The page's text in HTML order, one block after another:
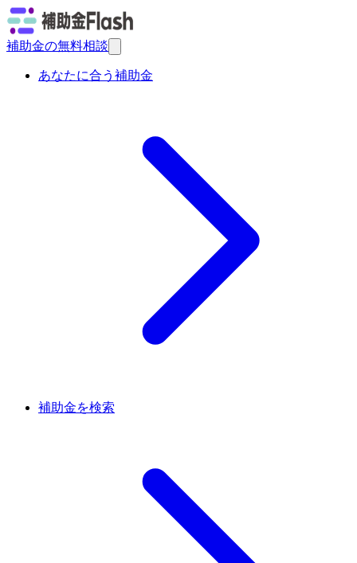
補助金の無料相談
あなたに合う補助金
補助金を検索